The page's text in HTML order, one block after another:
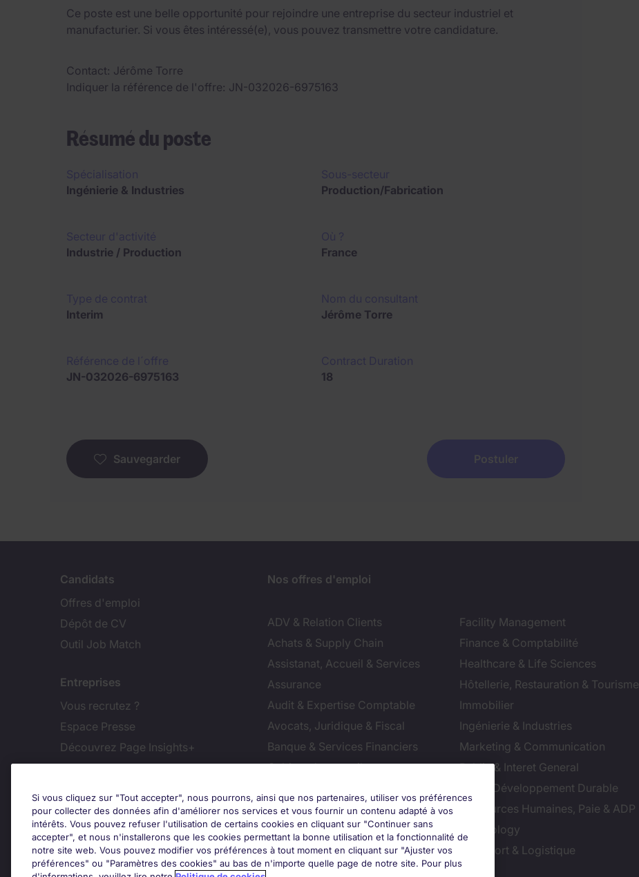
Ce poste est une belle opportunité pour rejoindre une entreprise du secteur industriel et
manufacturier. Si vous êtes intéressé(e), vous pouvez transmettre votre candidature.
Contact Jérôme Torre
Indiquer la référence de l'offre JN-032026-6975163
Résumé du poste
Ingénierie & Industries
Production/Fabrication
Industrie / Production
France
Interim
Jérôme Torre
JN-032026-6975163
18
Sauvegarder Postuler
Candidats
Offres d'emploi
Dépôt de CV
Outil Job Match
Entreprises
Vous recrutez ?
Espace Presse
Découvrez Page Insights+
Nos bureaux en France
Nous contacter
Nous rejoindre
Nos offres d'emploi
ADV & Relation Clients
Achats & Supply Chain
Assistanat, Accueil & Services
Assurance
Audit & Expertise Comptable
Avocats, Juridique & Fiscal
Banque & Services Financiers
Cabinet de conseil
Construction
Dirigeants
Distribution & Commerce
Facility Management
Finance & Comptabilité
Healthcare & Life Sciences
Hôtellerie, Restauration & Tourisme
Immobilier
Ingénierie & Industries
Marketing & Communication
Public & Interet General
RSE & Développement Durable
Ressources Humaines, Paie & ADP
Technology
Transport & Logistique
Si vous cliquez sur "Tout accepter", nous pourrons, ainsi que nos partenaires, utiliser vos préférences
pour collecter des données afin d'améliorer nos services et vous fournir un contenu adapté à vos
intérêts. Vous pouvez refuser l'utilisation de certains cookies en cliquant sur "Continuer sans
accepter", et nous n'installerons que les cookies permettant la bonne utilisation et la fonctionnalité de
notre site web. Vous pouvez modifier vos préférences à tout moment en cliquant sur "Ajuster vos
préférences" ou "Paramètres des cookies" au bas de n'importe quelle page de notre site. Pour plus